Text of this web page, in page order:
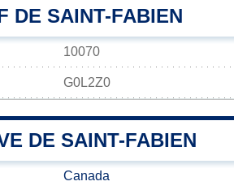
DE SAINT-FABIEN
10070
G0L2Z0
DE SAINT-FABIEN
Canada